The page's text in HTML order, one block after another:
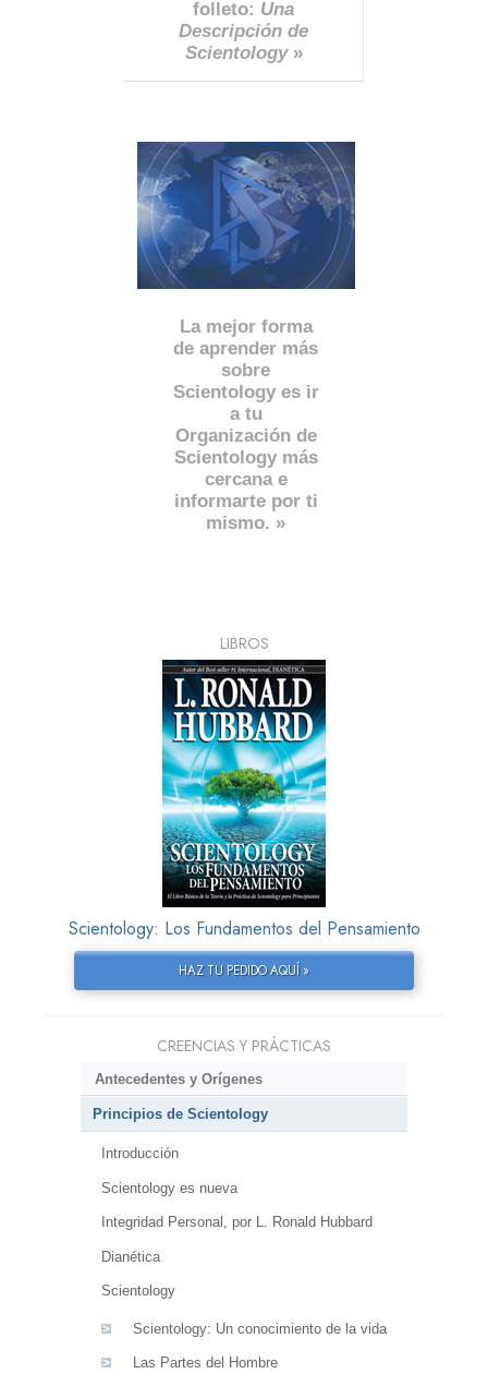
folleto: Una
Descripción de
Scientology»
La mejor forma
de aprender más
sobre
Scientology es ir
a tu
Organización de
Scientology más
cercana e
informarte por ti
mismo. »
LIBROS
Scientology: Los Fundamentos del Pensamiento
HAZ TU PEDIDO AQUÍ »
CREENCIAS Y PRÁCTICAS
Antecedentes y Orígenes
Principios de Scientology
Introducción
Scientology es nueva
Integridad Personal, por L. Ronald Hubbard
Dianética
Scientology
Scientology: Un conocimiento de la vida
Las Partes del Hombre